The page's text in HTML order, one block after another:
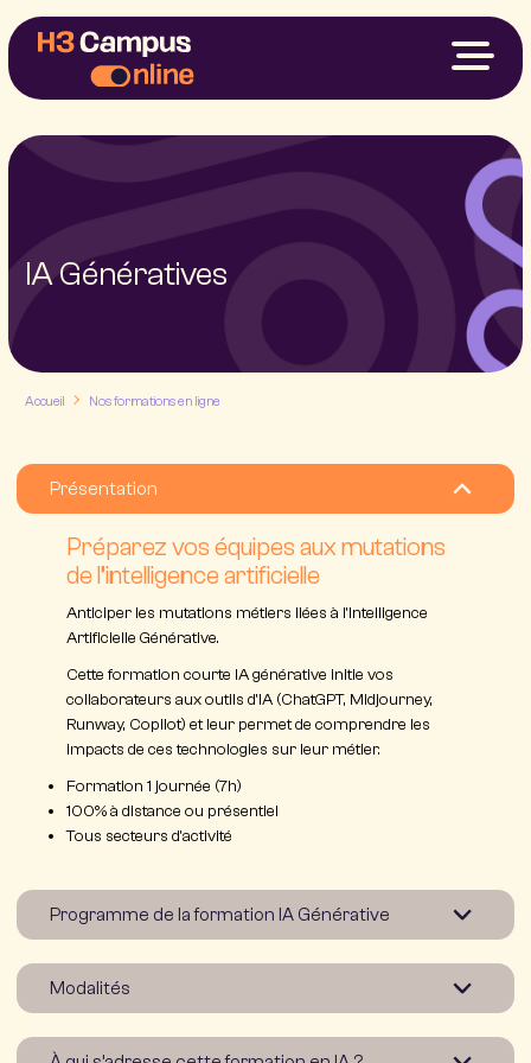
Nos Formations
Votre Projet
IA Génératives
Accueil Nos formations en ligne
Présentation
Préparez vos équipes aux mutations
de l’intelligence artificielle
Anticiper les mutations métiers liées à l’Intelligence
Artificielle Générative.
Cette formation courte IA générative initie vos
collaborateurs aux outils d’IA (ChatGPT, Midjourney,
Runway, Copilot) et leur permet de comprendre les
impacts de ces technologies sur leur métier.
Formation 1 journée (7h)
100% à distance ou présentiel
Tous secteurs d’activité
Programme de la formation IA Générative
Matin –
Modalités